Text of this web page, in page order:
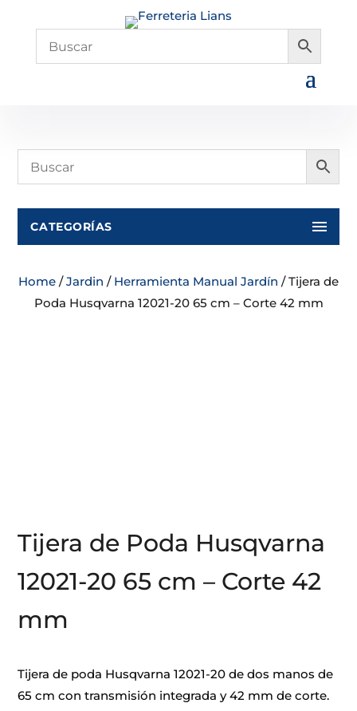
CATEGORÍAS
Home /Jardin / Herramienta Manual Jardín / Tijera de
Poda Husqvarna 12021-20 65 cm – Corte 42 mm
Tijera de Poda Husqvarna
12021-20 65 cm – Corte 42
mm
Tijera de poda Husqvarna 12021-20 de dos manos de
65 cm con transmisión integrada y 42 mm de corte.